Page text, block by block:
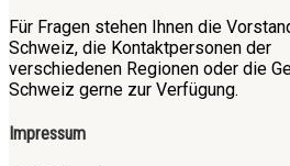
Für Fragen stehen Ihnen die
Schweiz, die Kontaktpersonen der
verschiedenen Regionen oder die
Schweiz gerne zur Verfügung.
Impressum